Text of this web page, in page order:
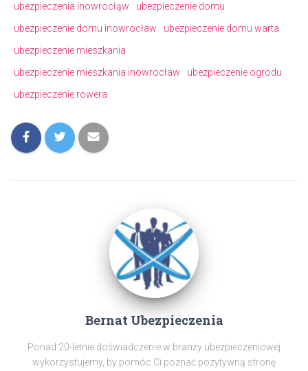
ubezpieczenia inowrocłąw
ubezpieczenie domu
ubezpieczenie domu inowrocław
ubezpieczenie domu warta
ubezpieczenie mieszkania
ubezpieczenie mieszkania inowrocław
ubezpieczenie ogrodu
ubezpieczenie rowera
Bernat Ubezpieczenia
Ponad 20-letnie doświadczenie w branży ubezpieczeniowej
wykorzystujemy, by pomóc Ci poznać pozytywną stronę